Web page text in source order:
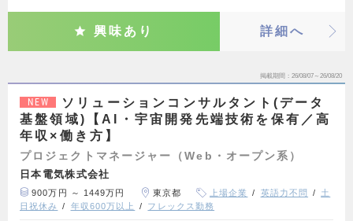
興味あり 詳細へ
掲載期間 26/08/07～26/08/20
NEW
ソリューションコンサルタント(データ
基盤領域)【AI・宇宙開発先端技術を保有／高
年収×働き方】
プロジェクトマネージャー（Web・オープン系）
日本電気株式会社
900万円 ～ 1449万円 東京都 上場企業 英語力不問
土
日祝休み
年収600万以上 フレックス勤務